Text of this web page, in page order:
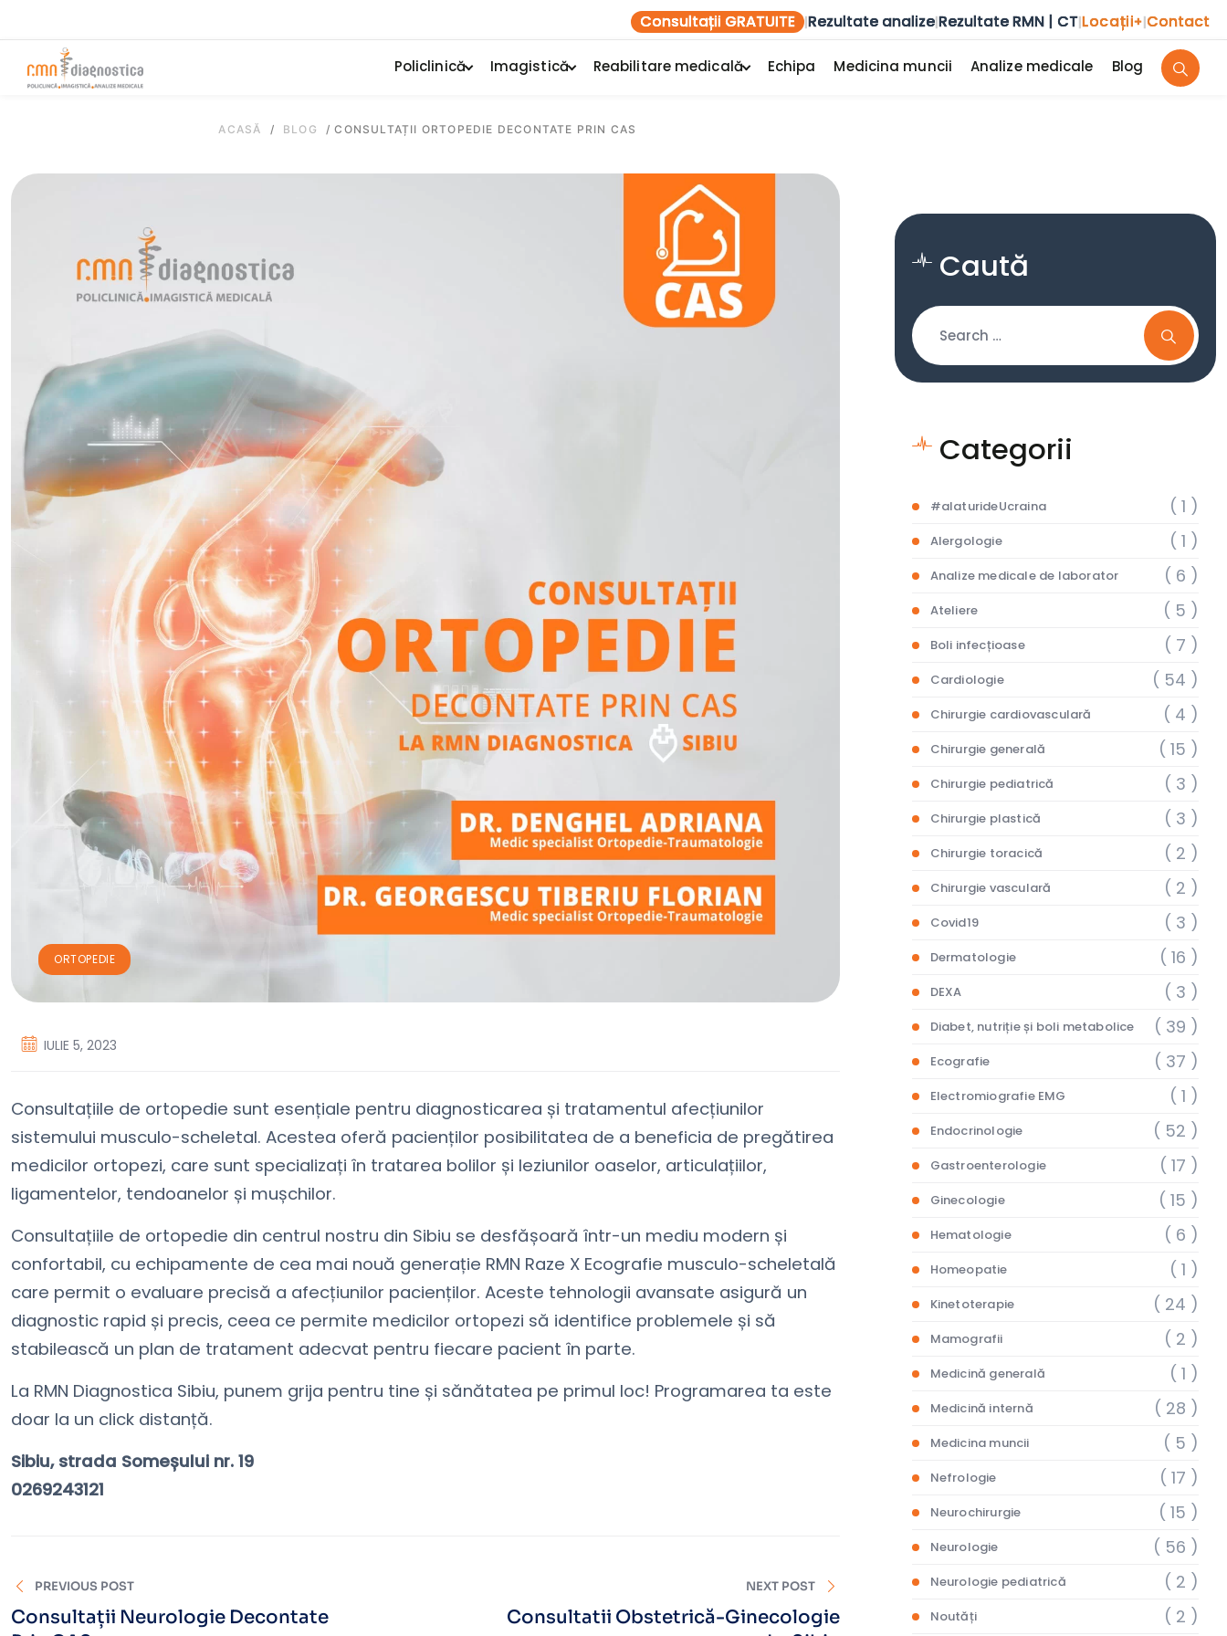
Consultații GRATUITE |Rezultate analize|Rezultate RMN | CT|Locații+|Contact
Policlinică Imagistică Reabilitare medicală Echipa Medicina muncii Analize medicale Blog
ACASĂ / BLOG /CONSULTAȚII ORTOPEDIE DECONTATE PRIN CAS
ORTOPEDIE
IULIE 5, 2023
Consultațiile de ortopedie sunt esențiale pentru diagnosticarea și tratamentul afecțiunilor
sistemului musculo-scheletal. Acestea oferă pacienților posibilitatea de a beneficia de pregătirea
medicilor ortopezi, care sunt specializați în tratarea bolilor și leziunilor oaselor, articulațiilor,
ligamentelor, tendoanelor și mușchilor.
Consultațiile de ortopedie din centrul nostru din Sibiu se desfășoară într-un mediu modern și
confortabil, cu echipamente de cea mai nouă generație RMN Raze X Ecografie musculo-scheletală
care permit o evaluare precisă a afecțiunilor pacienților. Aceste tehnologii avansate asigură un
diagnostic rapid și precis, ceea ce permite medicilor ortopezi să identifice problemele și să
stabilească un plan de tratament adecvat pentru fiecare pacient în parte.
La RMN Diagnostica Sibiu, punem grija pentru tine și sănătatea pe primul loc! Programarea ta este
doar la un click distanță.
Sibiu, strada Someșului nr. 19
0269243121
PREVIOUS POST
Consultații Neurologie Decontate
NEXT POST
Consultatii Obstetrică-Ginecologie
Caută
Categorii
#alaturideUcraina ( 1 )
Alergologie ( 1 )
Analize medicale de laborator ( 6 )
Ateliere ( 5 )
Boli infecțioase ( 7 )
Cardiologie ( 54 )
Chirurgie cardiovasculară ( 4 )
Chirurgie generală ( 15 )
Chirurgie pediatrică ( 3 )
Chirurgie plastică ( 3 )
Chirurgie toracică ( 2 )
Chirurgie vasculară ( 2 )
Covid19 ( 3 )
Dermatologie ( 16 )
DEXA ( 3 )
Diabet, nutriție și boli metabolice ( 39 )
Ecografie ( 37 )
Electromiografie EMG ( 1 )
Endocrinologie ( 52 )
Gastroenterologie ( 17 )
Ginecologie ( 15 )
Hematologie ( 6 )
Homeopatie ( 1 )
Kinetoterapie ( 24 )
Mamografii ( 2 )
Medicină generală ( 1 )
Medicină internă ( 28 )
Medicina muncii ( 5 )
Nefrologie ( 17 )
Neurochirurgie ( 15 )
Neurologie ( 56 )
Neurologie pediatrică ( 2 )
Noutăți ( 2 )